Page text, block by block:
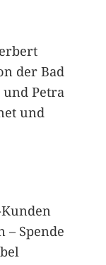
der Bad
Petra
und
Spende